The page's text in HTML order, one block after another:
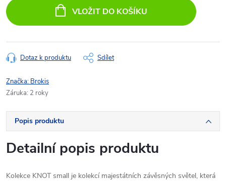
cena:
VLOŽIT DO KOŠÍKU
Dotaz k produktu Sdílet
Značka: Brokis
Záruka: 2 roky
Popis produktu
Detailní popis produktu
Kolekce KNOT small je kolekcí majestátních závěsných světel, která